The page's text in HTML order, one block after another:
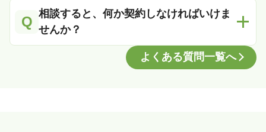
Q 相談すると、何か契約しなければいけま
せんか？
よくある質問一覧へ